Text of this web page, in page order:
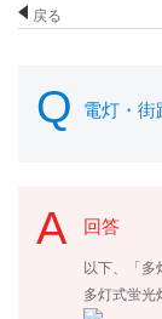
戻る
電灯・街
回答
以下、「多
多灯式蛍光